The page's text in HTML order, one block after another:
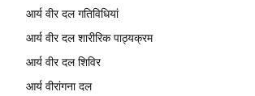
आर्य वीर दल गतिविधियां
आर्य वीर दल शारीरिक पाठ्यक्रम
आर्य वीर दल शिविर
आर्य वीरांगना दल